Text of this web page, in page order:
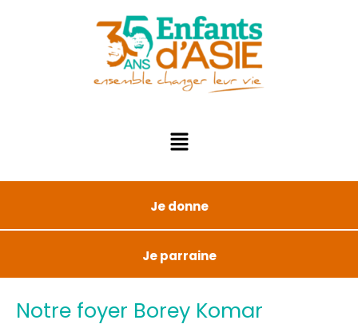
Je donne
Je parraine
Notre foyer Borey Komar